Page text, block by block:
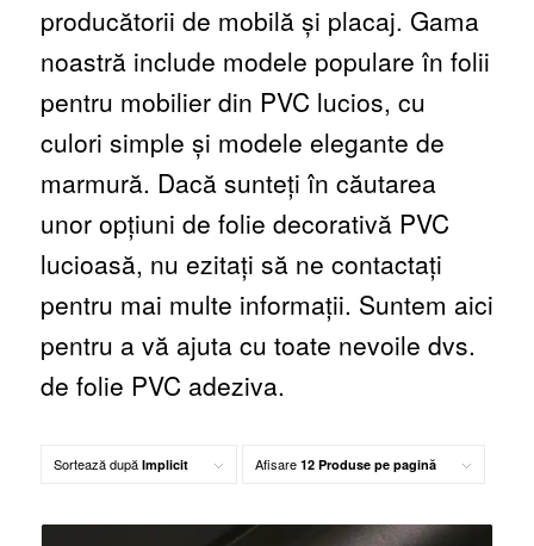
producătorii de mobilă și placaj. Gama
noastră include modele populare în folii
pentru mobilier din PVC lucios, cu
culori simple și modele elegante de
marmură. Dacă sunteți în căutarea
unor opțiuni de folie decorativă PVC
lucioasă, nu ezitați să ne contactați
pentru mai multe informații. Suntem aici
pentru a vă ajuta cu toate nevoile dvs.
de folie PVC adeziva.
Sortează după Implicit Afisare 12 Produse pe pagină